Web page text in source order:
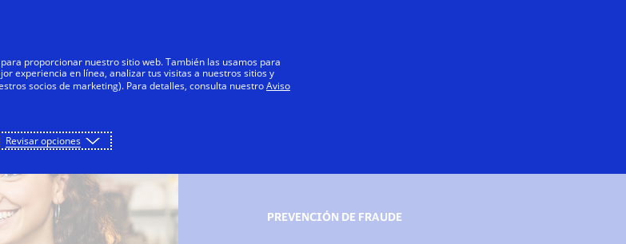
Negocios Innovadores Todos
PREVENCIÓN DE FRAUDE
proporcionar nuestro sitio web. También las usamos para
experiencia en línea, analizar tus visitas a nuestros sitios y
socios de marketing). Para detalles, consulta nuestroAviso
Revisar opciones